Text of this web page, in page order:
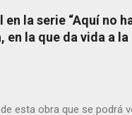
la serie “Aquí no
en la que da vida a
esta obra que se podrá